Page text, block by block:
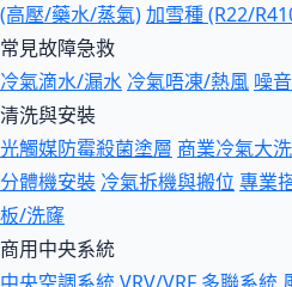
(高壓/藥水/蒸氣)加雪種 (R22/
常見故障急救
冷氣滴水/漏水 冷氣唔凍/熱風 噪
清洗與安裝
光觸媒防霉殺菌塗層 商業冷氣大
分體機安裝 冷氣拆機與搬位 專業
板/洗窿
商用中央系統